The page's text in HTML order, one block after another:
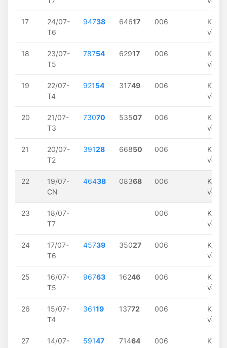
17
24/07-
T6
94738 64617 006
về
18
23/07-
T5
78754 62917 006
về
19
22/07-
T4
92154 31749 006
về
20
21/07-
T3
73070 53507 006
về
21
20/07-
T2
39128 66850 006
về
22
19/07-
CN
46438 08368 006
về
23
18/07-
T7
006
về
24
17/07-
T6
45739 35027 006
về
25
16/07-
T5
96763 16246 006
về
26
15/07-
T4
36119 13772 006
về
27
14/07-
59147 71464 006